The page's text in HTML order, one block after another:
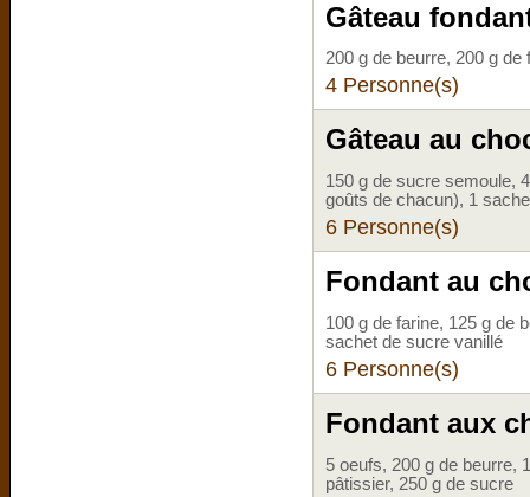
Gâteau
200 g de beurre, 200 g
4 Personne(s)
Gâteau au
150 g de sucre semoule,
goûts de chacun), 1
6 Personne(s)
Fondant au
100 g de farine, 125 g de
sachet de sucre vanillé
6 Personne(s)
Fondant aux
5 oeufs, 200 g de beurre,
pâtissier, 250 g de sucre